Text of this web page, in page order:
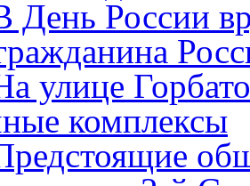
День России
улице
комплексы